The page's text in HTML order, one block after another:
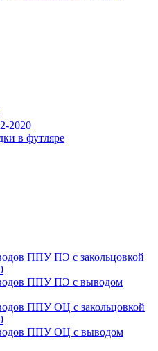
2020
в футляре
ППУ ПЭ с закольцовкой
ППУ ПЭ с выводом
ППУ ОЦ с закольцовкой
ППУ ОЦ с выводом